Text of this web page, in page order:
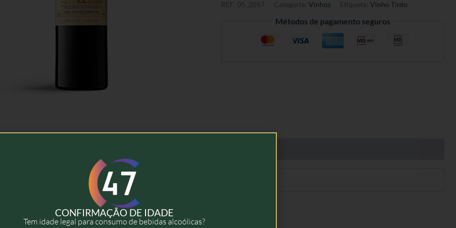
REF: 05_2057 Categoria:Vinhos Etiqueta:Vinho Tinto
Métodos de pagamento seguros
CONFIRMAÇÃO DE IDADE
Tem idade legal para consumo de bebidas alcoólicas?